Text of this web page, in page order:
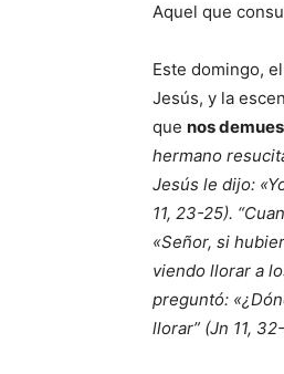
Aquel que
Este domingo,
Jesús, y la
que nos
hermano
Jesús le dijo:
11, 23-25).
«Señor, si
viendo llorar a
preguntó:
llorar” (Jn 11,